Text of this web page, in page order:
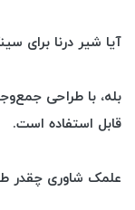
آیا شیر درنا
بله، با طراحی
قابل استفاده است.
علمک شاوری چقدر